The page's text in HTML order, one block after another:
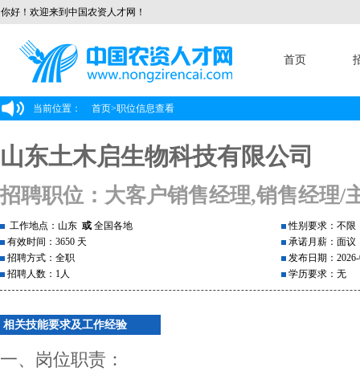
你好！欢迎来到中国农资人才网！
首页
当前位置： 首页>职位信息查看
山东土木启生物科技有限公司
招聘职位：大客户销售经理,销售经理/
工作地点：山东 或 全国各地
有效时间：3650 天
招聘方式：全职
招聘人数：1人
性别要求：不限
承诺月薪：面议
发布日期：
学历要求：无
相关技能要求及工作经验
一、岗位职责：